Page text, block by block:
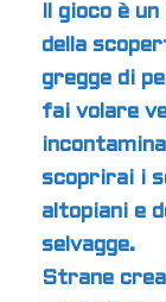
Il gioco è
della
gregge di
fai volare
scoprirai i
altopiani e
selvagge.
Strane